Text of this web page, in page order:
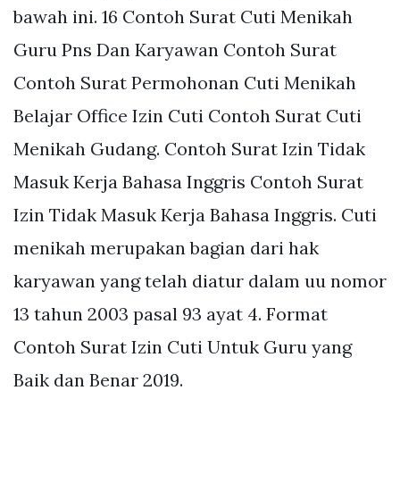
bawah ini. 16 Contoh Surat Cuti Menikah
Guru Pns Dan Karyawan Contoh Surat
Contoh Surat Permohonan Cuti Menikah
Belajar Office Izin Cuti Contoh Surat Cuti
Menikah Gudang. Contoh Surat Izin Tidak
Masuk Kerja Bahasa Inggris Contoh Surat
Izin Tidak Masuk Kerja Bahasa Inggris. Cuti
menikah merupakan bagian dari hak
karyawan yang telah diatur dalam uu nomor
13 tahun 2003 pasal 93 ayat 4. Format
Contoh Surat Izin Cuti Untuk Guru yang
Baik dan Benar 2019.